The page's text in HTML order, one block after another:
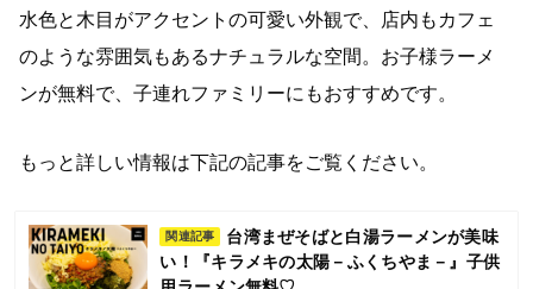
水色と木目がアクセントの可愛い外観で、店内もカフェ
のような雰囲気もあるナチュラルな空間。お子様ラーメ
ンが無料で、子連れファミリーにもおすすめです。
もっと詳しい情報は下記の記事をご覧ください。
関連記事
台湾まぜそばと白湯ラーメンが美味
い！『キラメキの太陽－ふくちやま－』子供